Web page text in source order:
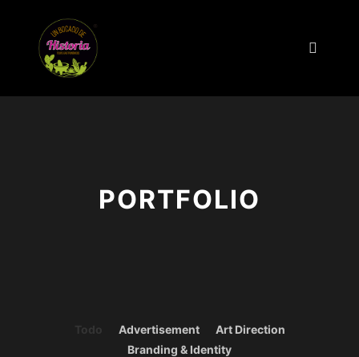
PORTFOLIO
Todo Advertisement
Art Direction
Branding & Identity